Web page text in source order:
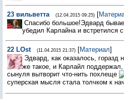
23 вильветта (12.04.2015 09:25) [
Спасибо большое!Эдвард
убедил Карлайна и встретился
22 LOst (11.04.2015 21:37) [Материал]
Эдвард, как оказалось, горазд
же такое, и Карлайл
сынуля вытворит что-нить похлеще
суперская мысля стала толчком к